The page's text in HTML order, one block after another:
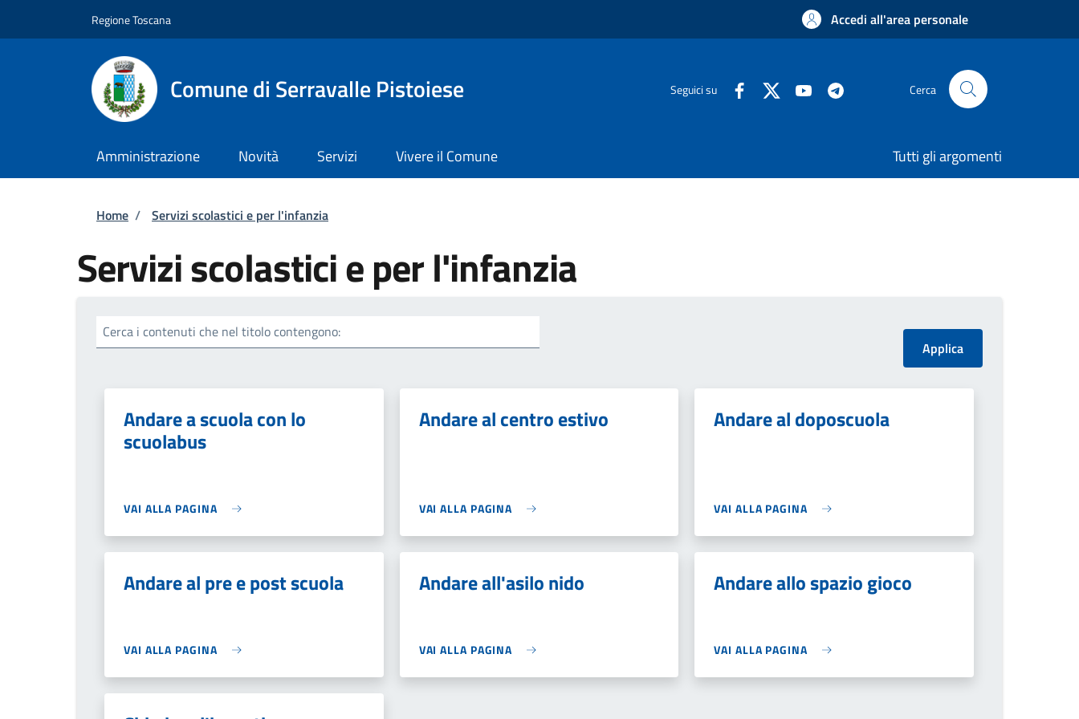
Regione Toscana Accedi all'area personale
Comune di Serravalle Pistoiese Seguici su Cerca
Amministrazione Novità Servizi Vivere il Comune Tutti gli argomenti
Briciole di pane
Home / Servizi scolastici e per l'infanzia
Servizi scolastici e per l'infanzia
Cerca i contenuti che nel titolo contengono:
Andare a scuola con lo
scuolabus
VAI ALLA PAGINA
Andare al centro estivo
VAI ALLA PAGINA
Andare al doposcuola
VAI ALLA PAGINA
Andare al pre e post scuola
VAI ALLA PAGINA
Andare all'asilo nido
VAI ALLA PAGINA
Andare allo spazio gioco
VAI ALLA PAGINA